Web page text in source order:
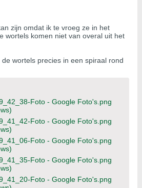
zijn omdat ik te vroeg ze in het
wortels komen niet van overal uit het
wortels precies in een spiraal rond
Foto - Google Foto's.png
Foto - Google Foto's.png
Foto - Google Foto's.png
Foto - Google Foto's.png
Foto - Google Foto's.png